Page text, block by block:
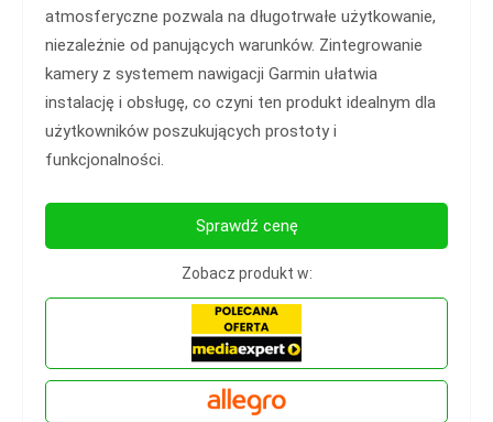
atmosferyczne pozwala na długotrwałe użytkowanie,
niezależnie od panujących warunków. Zintegrowanie
kamery z systemem nawigacji Garmin ułatwia
instalację i obsługę, co czyni ten produkt idealnym dla
użytkowników poszukujących prostoty i
funkcjonalności.
Sprawdź cenę
Zobacz produkt w: